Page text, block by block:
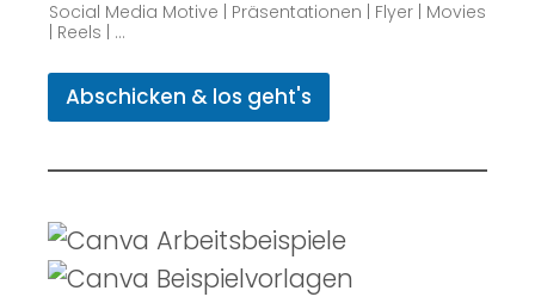
Social Media Motive | Präsentationen | Flyer | Movies
| Reels | …
Abschicken & los geht's